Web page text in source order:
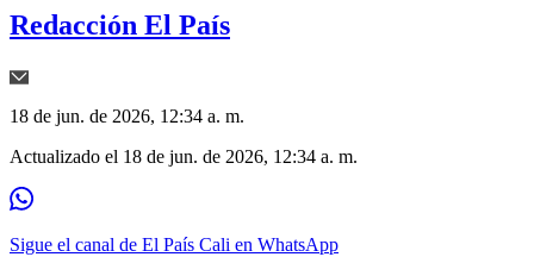
Redacción El País
18 de jun. de 2026, 12:34 a. m.
Actualizado el 18 de jun. de 2026, 12:34 a. m.
Sigue el canal de El País Cali en WhatsApp